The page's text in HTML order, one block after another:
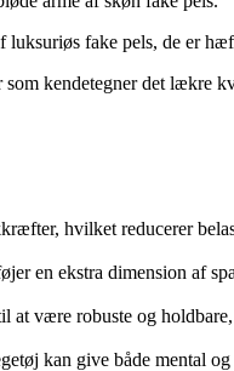
luksuriøs fake pels, de er
kendetegner det lækre
hvilket reducerer
en ekstra dimension af
at være robuste og
kan give både mental